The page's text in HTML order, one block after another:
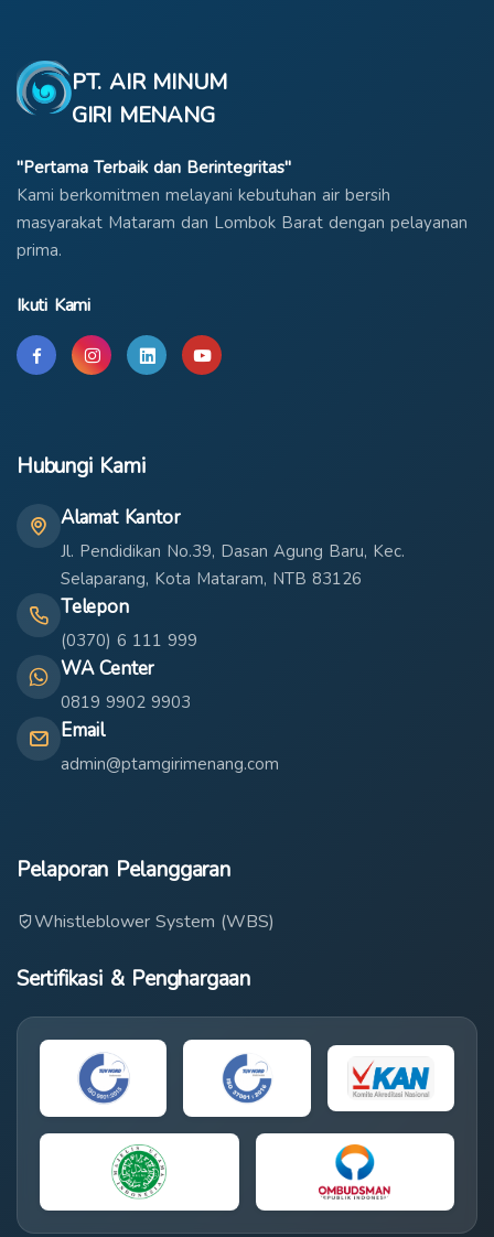
PT. AIR MINUM
GIRI MENANG
"Pertama Terbaik dan Berintegritas"
Kami berkomitmen melayani kebutuhan air bersih
masyarakat Mataram dan Lombok Barat dengan pelayanan
prima.
Ikuti Kami
Hubungi Kami
Alamat Kantor
Jl. Pendidikan No.39, Dasan Agung Baru, Kec.
Selaparang, Kota Mataram, NTB 83126
Telepon
(0370) 6 111 999
WA Center
0819 9902 9903
Email
admin@ptamgirimenang.com
Pelaporan Pelanggaran
Whistleblower System (WBS)
Sertifikasi & Penghargaan